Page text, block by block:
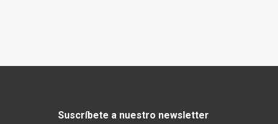
Suscríbete a nuestro newsletter